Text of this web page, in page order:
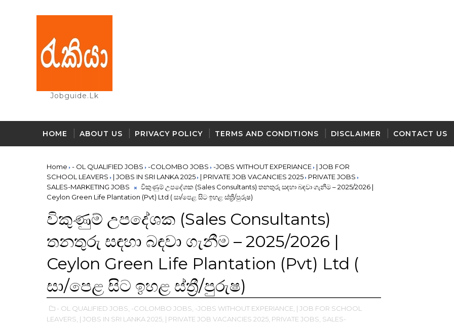
Jobguide.lk
HOME ABOUT US PRIVACY POLICY TERMS AND CONDITIONS DISCLAIMER CONTACT US
Home - OL QUALIFIED JOBS -COLOMBO JOBS -JOBS WITHOUT EXPERIANCE
| JOB FOR
SCHOOL LEAVERS
| JOBS IN SRI LANKA 2025 | PRIVATE JOB VACANCIES 2025
PRIVATE JOBS
SALES-MARKETING JOBS
විකුණුම් උපදේශක (Sales Consultants) තනතුරු සඳහා බඳවා ගැනීම – 2025/2026 |
Ceylon Green Life Plantation (Pvt) Ltd ( සා/පෙළ සිට ඉහළ ස්ත්‍රී/පුරුෂ)
විකුණුම් උපදේශක (Sales Consultants)
තනතුරු සඳහා බඳවා ගැනීම – 2025/2026 |
Ceylon Green Life Plantation (Pvt) Ltd (
සා/පෙළ සිට ඉහළ ස්ත්‍රී/පුරුෂ)
- OL QUALIFIED JOBS, -COLOMBO JOBS, -JOBS WITHOUT EXPERIANCE, | JOB FOR SCHOOL
LEAVERS, | JOBS IN SRI LANKA 2025, | PRIVATE JOB VACANCIES 2025, PRIVATE JOBS, SALES-